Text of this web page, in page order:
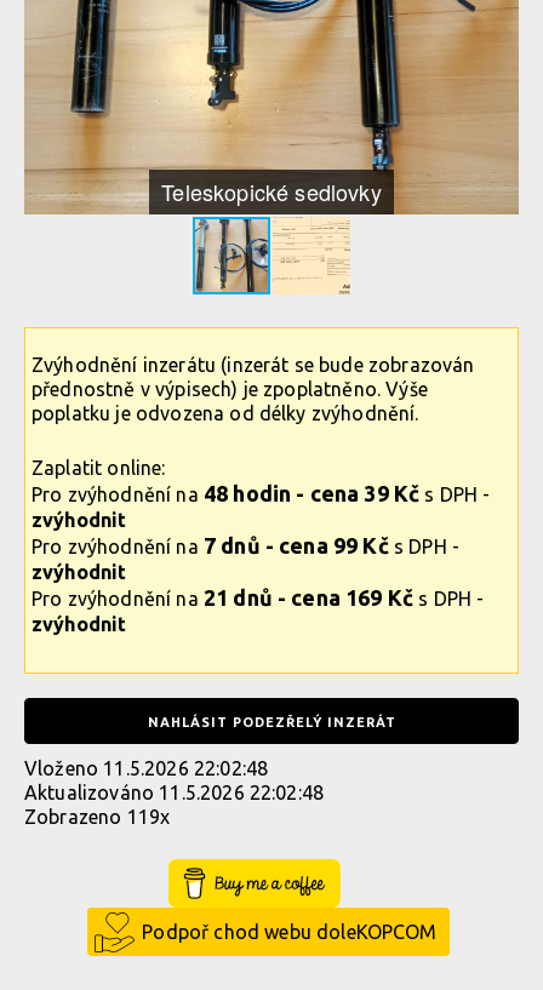
Teleskopické sedlovky
Zvýhodnění inzerátu (inzerát se bude zobrazován
přednostně v výpisech) je zpoplatněno. Výše
poplatku je odvozena od délky zvýhodnění.
Zaplatit online:
Pro zvýhodnění na 48 hodin - cena 39 Kč s DPH -
zvýhodnit
Pro zvýhodnění na 7 dnů - cena 99 Kčs DPH -
zvýhodnit
Pro zvýhodnění na 21 dnů - cena 169 Kč s DPH -
zvýhodnit
NAHLÁSIT PODEZŘELÝ INZERÁT
Vloženo 11.5.2026 22:02:48
Aktualizováno 11.5.2026 22:02:48
Zobrazeno 119x
Buy Me a Coffee
Podpoř chod webu doleKOPCOM